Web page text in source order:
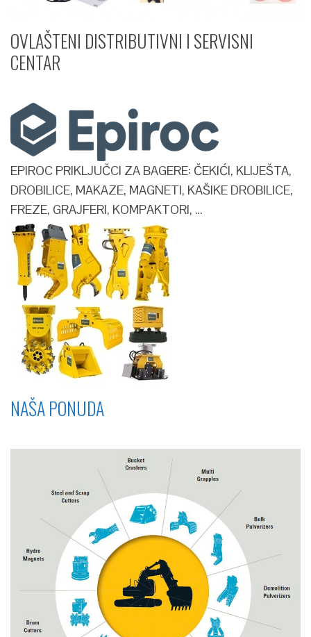
OVLAŠTENI DISTRIBUTIVNI I SERVISNI
CENTAR​
EPIROC PRIKLJUČCI ZA BAGERE: ČEKIĆI, KLIJEŠTA,
DROBILICE, MAKAZE, MAGNETI, KAŠIKE DROBILICE,
FREZE, GRAJFERI, KOMPAKTORI, …
NAŠA PONUDA